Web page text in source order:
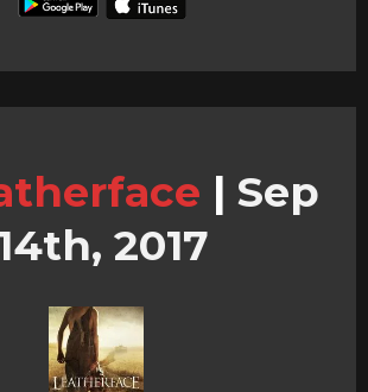
| Sep
2017